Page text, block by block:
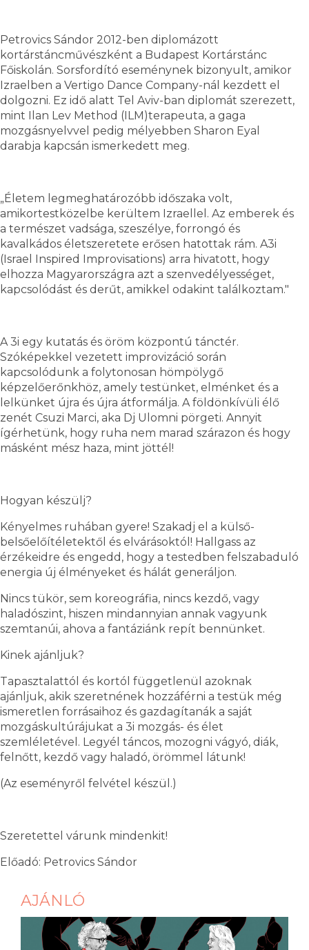
Petrovics Sándor 2012-ben diplomázott
kortárstáncművészként a Budapest Kortárstánc
Főiskolán. Sorsfordító eseménynek bizonyult, amikor
Izraelben a Vertigo Dance Company-nál kezdett el
dolgozni. Ez idő alatt Tel Aviv-ban diplomát szerezett,
mint Ilan Lev Method (ILM)terapeuta, a gaga
mozgásnyelvvel pedig mélyebben Sharon Eyal
darabja kapcsán ismerkedett meg.
„Életem legmeghatározóbb időszaka volt,
amikortestközelbe kerültem Izraellel. Az emberek és
a természet vadsága, szeszélye, forrongó és
kavalkádos életszeretete erősen hatottak rám. A3i
(Israel Inspired Improvisations) arra hivatott, hogy
elhozza Magyarországra azt a szenvedélyességet,
kapcsolódást és derűt, amikkel odakint találkoztam."
A 3i egy kutatás és öröm központú tánctér.
Szóképekkel vezetett improvizáció során
kapcsolódunk a folytonosan hömpölygő
képzelőerőnkhöz, amely testünket, elménket és a
lelkünket újra és újra átformálja. A földönkívüli élő
zenét Csuzi Marci, aka Dj Ulomni pörgeti. Annyit
ígérhetünk, hogy ruha nem marad szárazon és hogy
másként mész haza, mint jöttél!
Hogyan készülj?
Kényelmes ruhában gyere! Szakadj el a külső-
belsőelőítéletektől és elvárásoktól! Hallgass az
érzékeidre és engedd, hogy a testedben felszabaduló
energia új élményeket és hálát generáljon.
Nincs tükör, sem koreográfia, nincs kezdő, vagy
haladószint, hiszen mindannyian annak vagyunk
szemtanúi, ahova a fantáziánk repít bennünket.
Kinek ajánljuk?
Tapasztalattól és kortól függetlenül azoknak
ajánljuk, akik szeretnének hozzáférni a testük még
ismeretlen forrásaihoz és gazdagítanák a saját
mozgáskultúrájukat a 3i mozgás- és élet
szemléletével. Legyél táncos, mozogni vágyó, diák,
felnőtt, kezdő vagy haladó, örömmel látunk!
(Az eseményről felvétel készül.)
Szeretettel várunk mindenkit!
Előadó: Petrovics Sándor
AJÁNLÓ